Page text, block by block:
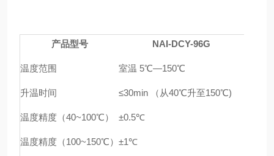
产品型号 NAI-DCY-96G
温度范围 室温 5℃—150℃
升温时间 ≤30min （从40℃升至150℃)
温度精度（40~100℃） ±0.5℃
温度精度（100~150℃） ±1℃